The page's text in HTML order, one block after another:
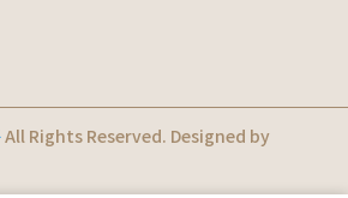
All Rights Reserved. Designed by